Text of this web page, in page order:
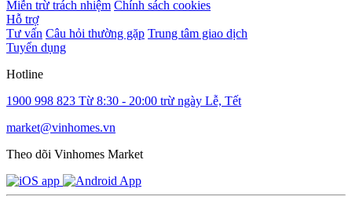
Miễn trừ trách nhiệm Chính sách cookies
Hỗ trợ
Tư vấn Câu hỏi thường gặp Trung tâm giao dịch
Tuyển dụng
Hotline
1900 998 823 Từ 8:30 - 20:00 trừ ngày Lễ, Tết
market@vinhomes.vn
Theo dõi Vinhomes Market